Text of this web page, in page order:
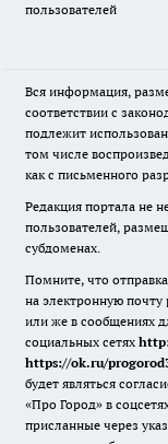
пользователей
Вся информация,
соответствии с
подлежит
том числе
как с письменного
Редакция портала не
пользователей,
субдоменах.
Помните, что
на электронную
или же в сообщениях
социальных сетях
https://ok.ru/
будет являться
«Про Город» в
присланные через